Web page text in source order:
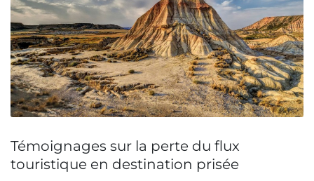
Témoignages sur la perte du flux
touristique en destination prisée